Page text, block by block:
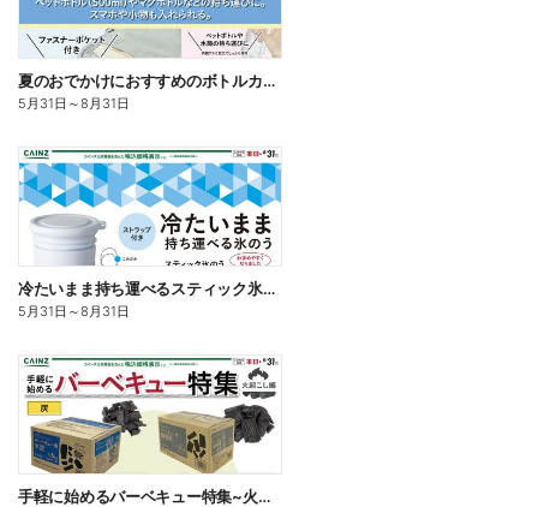
夏のおでかけにおすすめのボトルカバー
5月31日 ～8月31日
冷たいまま持ち運べるスティック氷のう
5月31日 ～8月31日
手軽に始めるバーベキュー特集~火起こし編~